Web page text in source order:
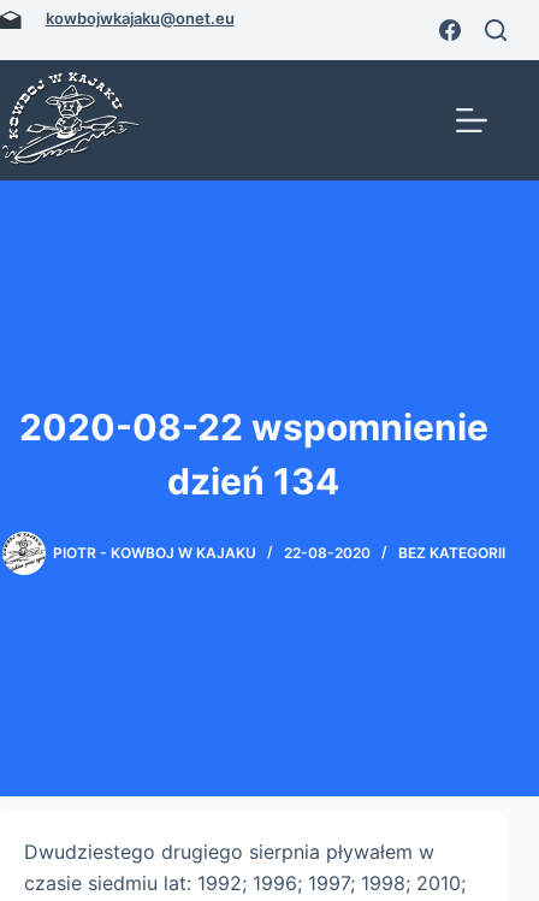
Przejdź
treści
kowbojwkajaku@onet.eu
2020-08-22 wspomnienie
dzień 134
PIOTR - KOWBOJ W KAJAKU 22-08-2020 BEZ KATEGORII
Dwudziestego drugiego sierpnia pływałem w
czasie siedmiu lat: 1992; 1996; 1997; 1998; 2010;